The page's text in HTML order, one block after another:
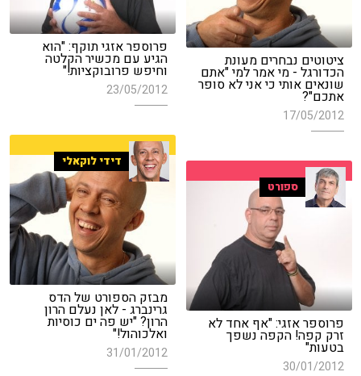
פרוספר אזגי תוקף: "הוא
הגיע עם מכשיר הקלטה
וחיפש פרובוקציות!"
23/05/2012
ציטוטים נבחרים מעונת
הכדורגל - מי אמר למי "אתם
שונאים אותי כי אני לא סופר
אתכם"?
17/05/2012
דידי לוקאלי
מבזק הספורט של הדס
גרינברג - לאן נעלם הרון
הרון? "יש פה ים כוסיות
ואלכוהול!"
31/01/2012
ספורט
פרוספר אזגי: "אף אחד לא
זרק קפה! הקפה נשפך
בטעות"
30/01/2012